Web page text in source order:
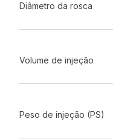
Diâmetro da rosca
Volume de injeção
Peso de injeção (PS)